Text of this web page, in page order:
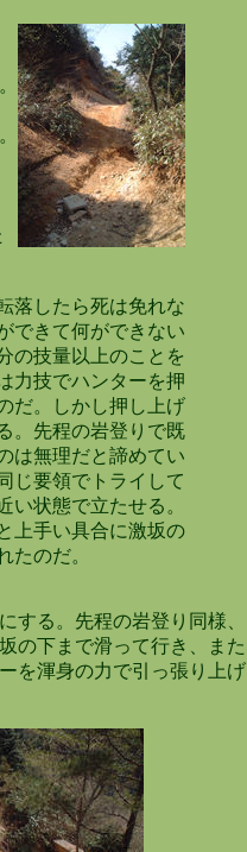
したら死は免れな
できて何ができない
の技量以上のことを
力技でハンターを押
だ。しかし押し上げ
。先程の岩登りで既
は無理だと諦めてい
じ要領でトライして
状態で立たせる。
上手い具合に激坂の
のだ。
る。先程の岩登り同様、
の下まで滑って行き、また
を渾身の力で引っ張り上げ